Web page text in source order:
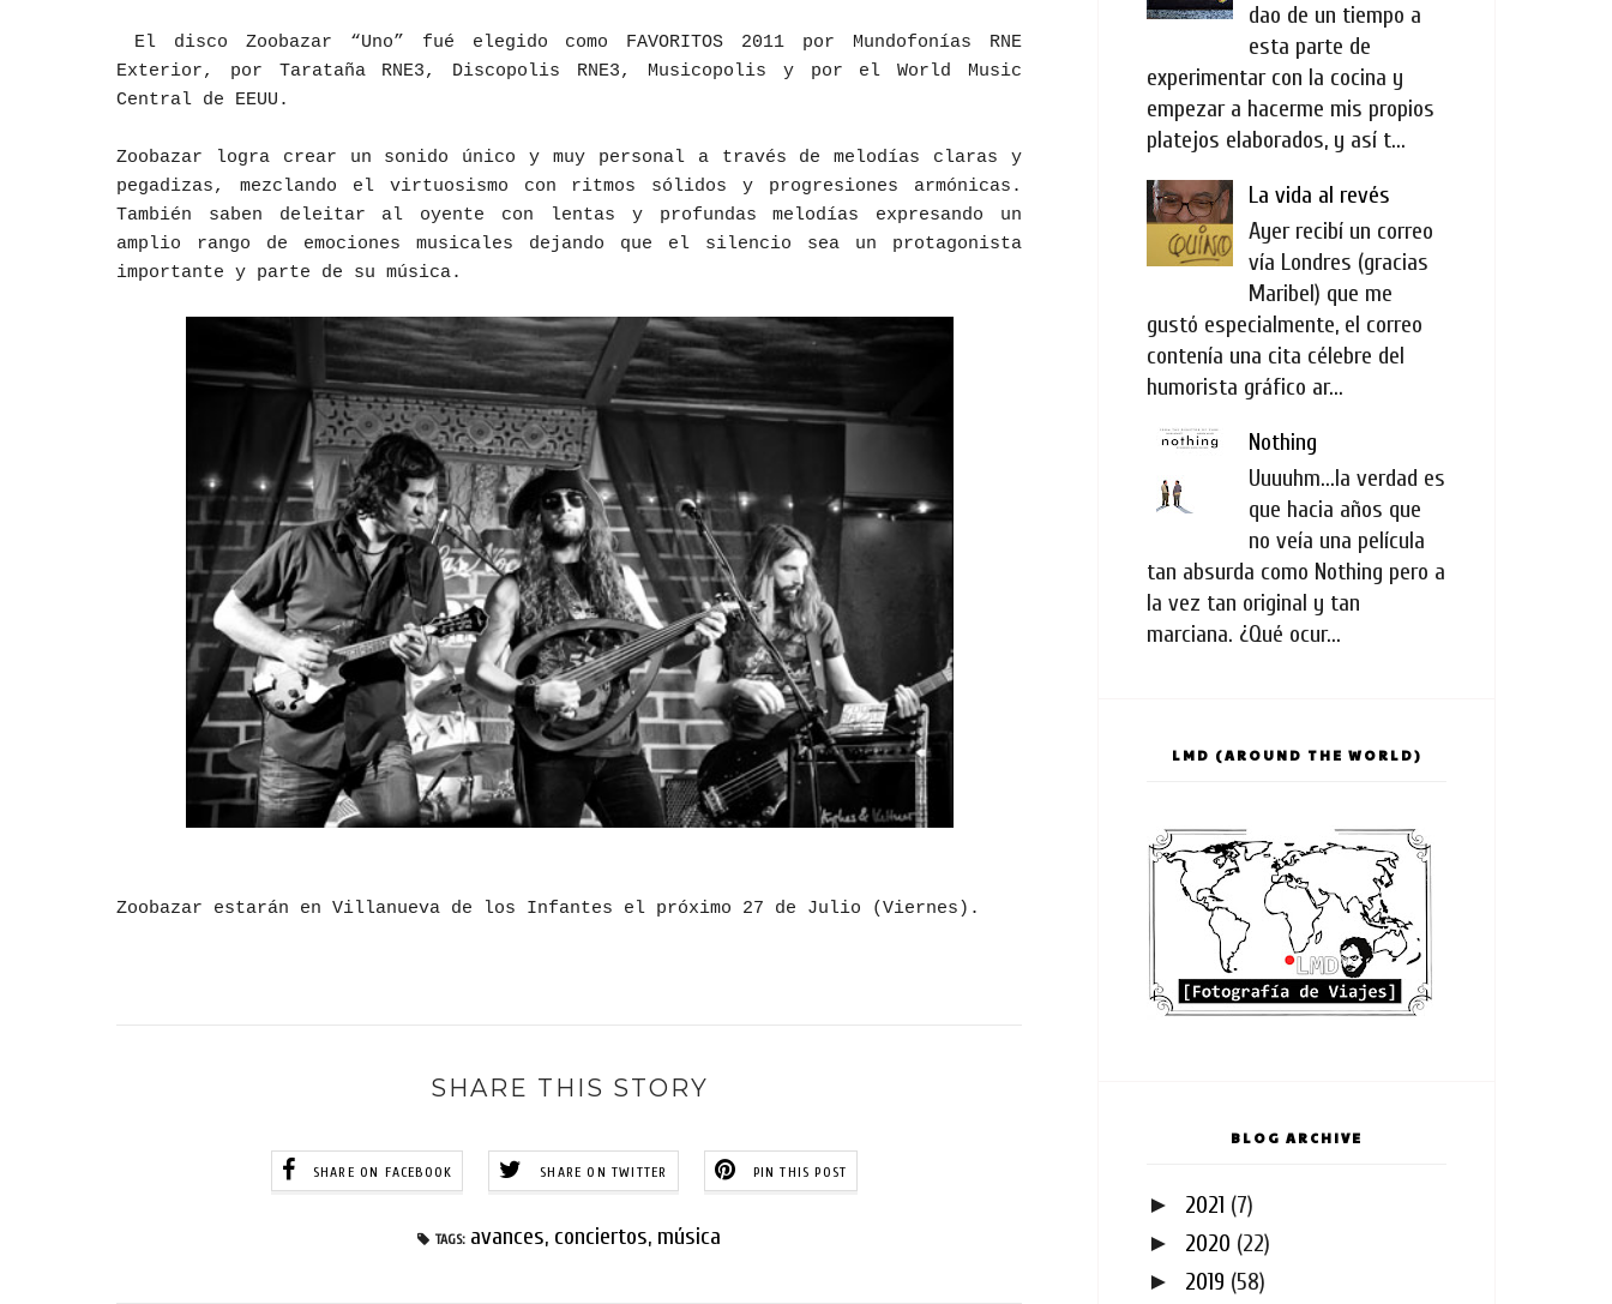
El disco Zoobazar “Uno” fué elegido como FAVORITOS 2011 por Mundofonías RNE
Exterior, por Tarataña RNE3, Discopolis RNE3, Musicopolis y por el World Music
Central de EEUU.
Zoobazar logra crear un sonido único y muy personal a través de melodías claras y
pegadizas, mezclando el virtuosismo con ritmos sólidos y progresiones armónicas.
También saben deleitar al oyente con lentas y profundas melodías expresando un
amplio rango de emociones musicales dejando que el silencio sea un protagonista
importante y parte de su música.
Zoobazar estarán en Villanueva de los Infantes el próximo 27 de Julio (Viernes).
SHARE THIS STORY
SHARE ON FACEBOOK SHARE ON TWITTER PIN THIS POST
TAGS: avances, conciertos, música
dao de un tiempo a
esta parte de
experimentar con la cocina y
empezar a hacerme mis propios
platejos elaborados, y así t...
La vida al revés
Ayer recibí un correo
vía Londres (gracias
Maribel) que me
gustó especialmente, el correo
contenía una cita célebre del
humorista gráfico ar...
Nothing
Uuuuhm...la verdad es
que hacia años que
no veía una película
tan absurda como Nothing pero a
la vez tan original y tan
marciana. ¿Qué ocur...
LMD (AROUND THE WORLD)
BLOG ARCHIVE
► 2021 (7)
► 2020 (22)
► 2019 (58)